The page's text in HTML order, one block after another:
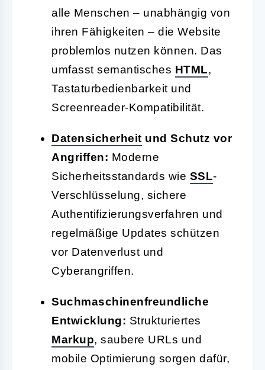
alle Menschen – unabhängig von
ihren Fähigkeiten – die Website
problemlos nutzen können. Das
umfasst semantisches HTML,
Tastaturbedienbarkeit und
Screenreader-Kompatibilität.
Datensicherheit und Schutz vor
Angriffen: Moderne
Sicherheitsstandards wie SSL-
Verschlüsselung, sichere
Authentifizierungsverfahren und
regelmäßige Updates schützen
vor Datenverlust und
Cyberangriffen.
Suchmaschinenfreundliche
Entwicklung: Strukturiertes
Markup, saubere URLs und
mobile Optimierung sorgen dafür,